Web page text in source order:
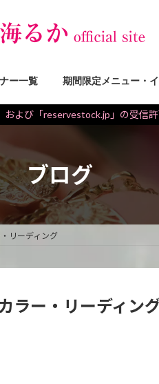
ー一覧 期間限定メニュー・
および「reservestock.jp」の受信許
ブログ
リーディング
ラー・リーディン